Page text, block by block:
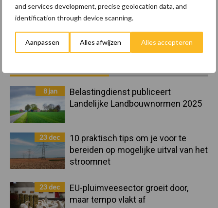
and services development, precise geolocation data, and
identification through device scanning.
Aanpassen Alles afwijzen Alles accepteren
Sidebar
8 jan
Belastingdienst publiceert
Landelijke Landbouwnormen 2025
23 dec
10 praktisch tips om je voor te
bereiden op mogelijke uitval van het
stroomnet
23 dec
EU-pluimveesector groeit door,
maar tempo vlakt af
Toon meer